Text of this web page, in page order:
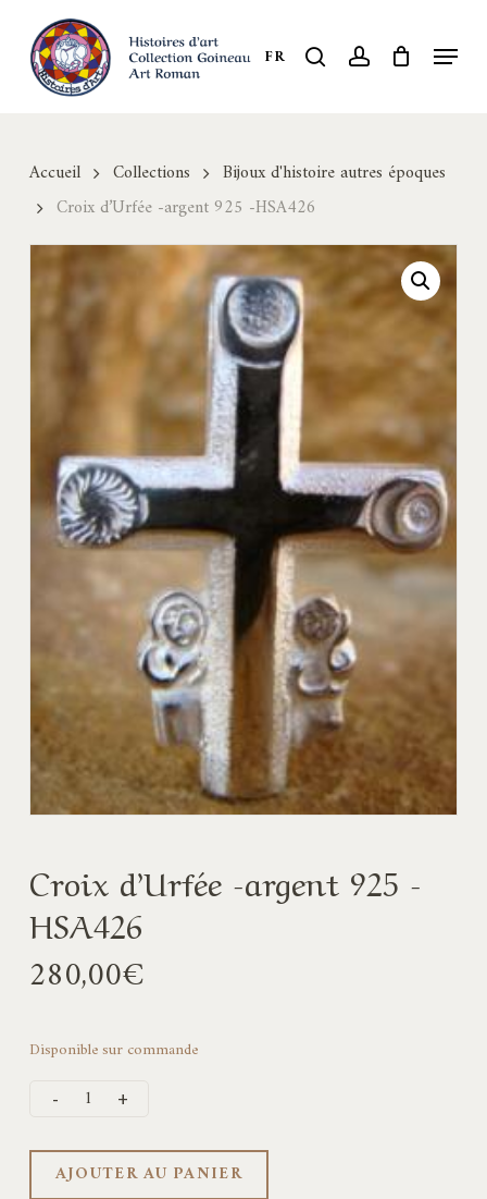
main
content
FR search account Menu
Accueil Collections
Bijoux d'histoire autres époques
Croix d’Urfée -argent 925 -HSA426
Croix d’Urfée -argent 925 -
HSA426
280,00€
Disponible sur commande
AJOUTER AU PANIER
Close